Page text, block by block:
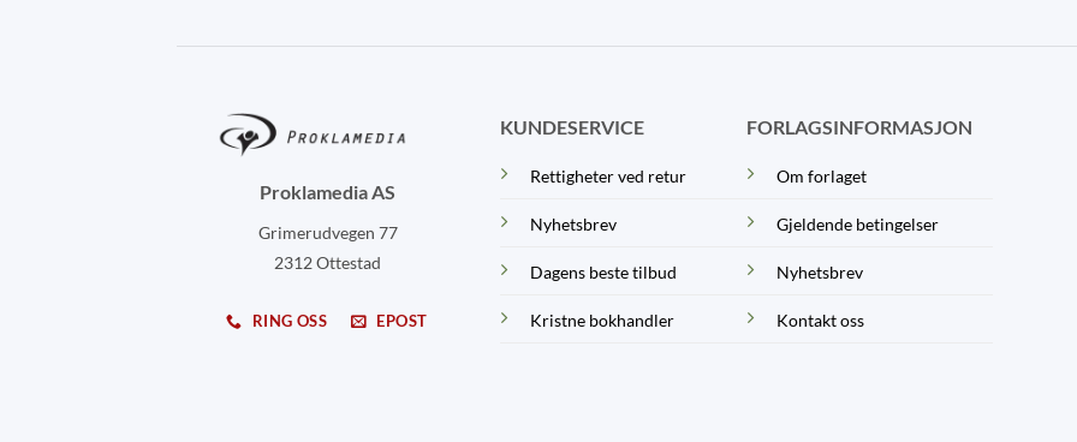
Proklamedia AS
Grimerudvegen 77
2312 Ottestad
RING OSS EPOST
KUNDESERVICE
Rettigheter ved retur
Nyhetsbrev
Dagens beste tilbud
Kristne bokhandler
FORLAGSINFORMASJON
Om forlaget
Gjeldende betingelser
Nyhetsbrev
Kontakt oss